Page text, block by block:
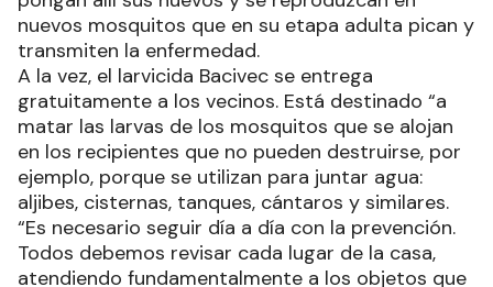
nuevos mosquitos que en su etapa adulta pican y
transmiten la enfermedad.
A la vez, el larvicida Bacivec se entrega
gratuitamente a los vecinos. Está destinado “a
matar las larvas de los mosquitos que se alojan
en los recipientes que no pueden destruirse, por
ejemplo, porque se utilizan para juntar agua:
aljibes, cisternas, tanques, cántaros y similares.
“Es necesario seguir día a día con la prevención.
Todos debemos revisar cada lugar de la casa,
atendiendo fundamentalmente a los objetos que